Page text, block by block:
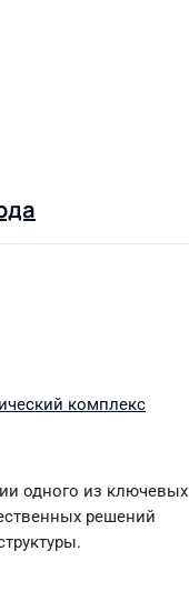
комплекс
одного из ключевых
решений